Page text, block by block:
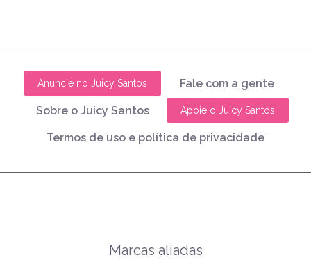
Anuncie no Juicy Santos Fale com a gente
Sobre o Juicy Santos Apoie o Juicy Santos
Termos de uso e política de privacidade
Marcas aliadas